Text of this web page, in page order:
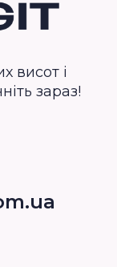
висот і
зараз!